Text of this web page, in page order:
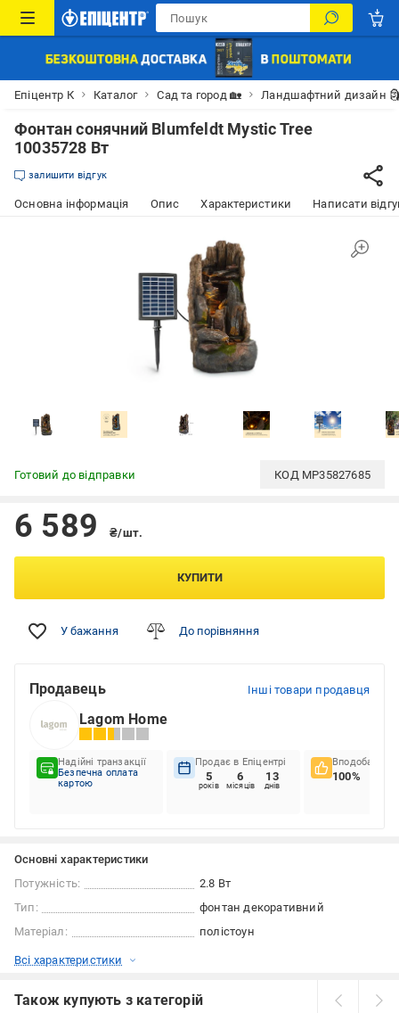
Епіцентр К Каталог Сад та город 🏡 Ландшафтний дизайн
Фонтан сонячний Blumfeldt Mystic Tree
10035728 Вт
залишити відгук
Основна інформація Опис Характеристики Написати
Готовий до відправки КОД MP35827685
6 589 ₴/шт.
КУПИТИ
У бажання До порівняння
Продавець Інші товари продавця
Lagom Home
Надійні транзакції
Безпечна оплата
картою
Продає в Епіцентрі
5
років
6
місяців
13
днів
Вподобання
100%
Основні характеристики
Потужність:
2.8 Вт
Тип:
фонтан декоративний
Матеріал:
полістоун
Всі характеристики
Також купують з категорій